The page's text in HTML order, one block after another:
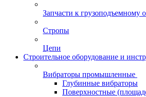
Запчасти к грузоподъемному
Стропы
Цепи
Строительное оборудование и
Вибраторы промышленные
Глубинные вибраторы
Поверхностные